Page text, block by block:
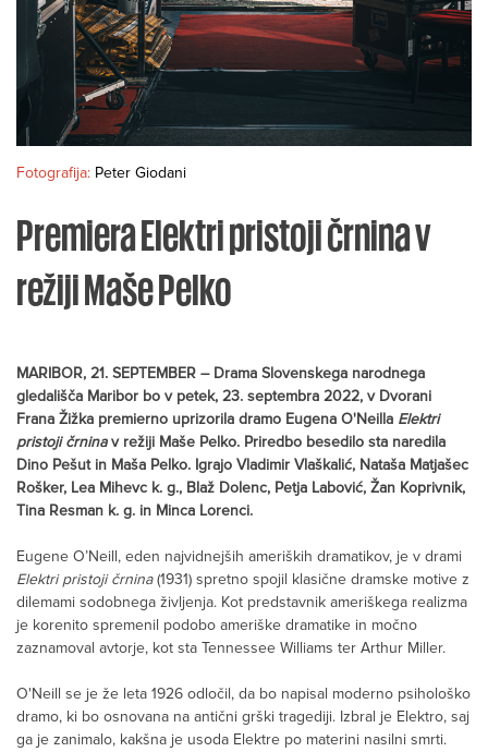
Premiera Elektri pristoji črnina v
režiji Maše Pelko
MARIBOR, 21. SEPTEMBER – Drama Slovenskega narodnega
gledališča Maribor bo v petek, 23. septembra 2022, v Dvorani
Frana Žižka premierno uprizorila dramo Eugena O'Neilla Elektri
pristoji črninav režiji Maše Pelko. Priredbo besedilo sta naredila
Dino Pešut in Maša Pelko. Igrajo Vladimir Vlaškalić, Nataša Matjašec
Rošker, Lea Mihevc k. g., Blaž Dolenc, Petja Labović, Žan Koprivnik,
Tina Resman k. g. in Minca Lorenci.
Eugene O’Neill, eden najvidnejših ameriških dramatikov, je v drami
Elektri pristoji črnina(1931) spretno spojil klasične dramske motive z
dilemami sodobnega življenja. Kot predstavnik ameriškega realizma
je korenito spremenil podobo ameriške dramatike in močno
zaznamoval avtorje, kot sta Tennessee Williams ter Arthur Miller.
O'Neill se je že leta 1926 odločil, da bo napisal moderno psihološko
dramo, ki bo osnovana na antični grški tragediji. Izbral je Elektro, saj
ga je zanimalo, kakšna je usoda Elektre po materini nasilni smrti.
Fotografija: Peter Giodani